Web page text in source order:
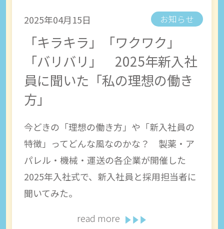
2025年04月15日 お知らせ
「キラキラ」「ワクワク」
「バリバリ」 2025年新入社
員に聞いた「私の理想の働き
方」
今どきの「理想の働き方」や「新入社員の
特徴」ってどんな風なのかな？ 製薬・ア
パレル・機械・運送の各企業が開催した
2025年入社式で、新入社員と採用担当者に
聞いてみた。
read more